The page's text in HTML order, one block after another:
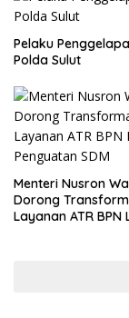
​Pelaku
Polda Sulut
​Menteri Nusron
Dorong
Layanan ATR BPN